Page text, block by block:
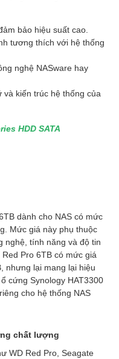
bảo hiệu suất cao.
tương thích với hệ thống
nghệ NASware hay
kiến trúc hệ thống của
HDD SATA
dành cho NAS có mức
Mức giá này phụ thuộc
nghệ, tính năng và độ tin
Pro 6TB có mức giá
nhưng lại mang lại hiệu
cứng Synology HAT3300
cho hệ thống NAS
chất lượng
WD Red Pro, Seagate